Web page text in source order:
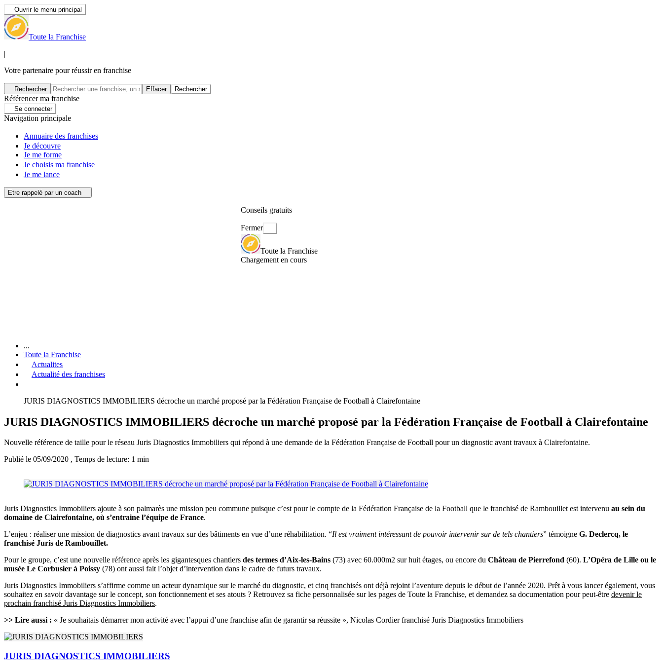
Ouvrir le menu principal
Toute la Franchise
|
Votre partenaire pour réussir en franchise
Rechercher Effacer Rechercher
Référencer ma franchise
Se connecter
Navigation principale
Annuaire des franchises
Je découvre
Je me forme
Je choisis ma franchise
Je me lance
Etre rappelé par un coach
Conseils gratuits
Fermer
Toute la Franchise
Chargement en cours
...
Toute la Franchise
Actualites
Actualité des franchises
JURIS DIAGNOSTICS IMMOBILIERS décroche un marché proposé par la Fédération Française de Football à Clairefontaine
JURIS DIAGNOSTICS IMMOBILIERS décroche un marché proposé par la Fédération Française de Football à Clairefontaine
Nouvelle référence de taille pour le réseau Juris Diagnostics Immobiliers qui répond à une demande de la Fédération Française de Football pour un diagnostic avant travaux à Clairefontaine.
Publié le 05/09/2020 , Temps de lecture: 1 min
Juris Diagnostics Immobiliers ajoute à son palmarès une mission peu commune puisque c’est pour le compte de la Fédération Française de la Football que le franchisé de Rambouillet est intervenu au sein du
domaine de Clairefontaine, où s’entraine l’équipe de France.
L’enjeu : réaliser une mission de diagnostics avant travaux sur des bâtiments en vue d’une réhabilitation. “Il est vraiment intéressant de pouvoir intervenir sur de tels chantiers” témoigne G. Declercq, le
franchisé Juris de Rambouillet.
Pour le groupe, c’est une nouvelle référence après les gigantesques chantiers des termes d’Aix-les-Bains (73) avec 60.000m2 sur huit étages, ou encore du Château de Pierrefond (60). L’Opéra de Lille ou le
musée Le Corbusier à Poissy (78) ont aussi fait l’objet d’intervention dans le cadre de futurs travaux.
Juris Diagnostics Immobiliers s’affirme comme un acteur dynamique sur le marché du diagnostic, et cinq franchisés ont déjà rejoint l’aventure depuis le début de l’année 2020. Prêt à vous lancer également, vous
souhaitez en savoir davantage sur le concept, son fonctionnement et ses atouts ? Retrouvez sa fiche personnalisée sur les pages de Toute la Franchise, et demandez sa documentation pour peut-être devenir le
prochain franchisé Juris Diagnostics Immobiliers.
>> Lire aussi : « Je souhaitais démarrer mon activité avec l’appui d’une franchise afin de garantir sa réussite », Nicolas Cordier franchisé Juris Diagnostics Immobiliers
JURIS DIAGNOSTICS IMMOBILIERS